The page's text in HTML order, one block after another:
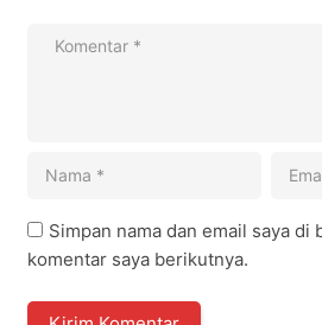
Simpan nama dan email saya
komentar saya berikutnya.